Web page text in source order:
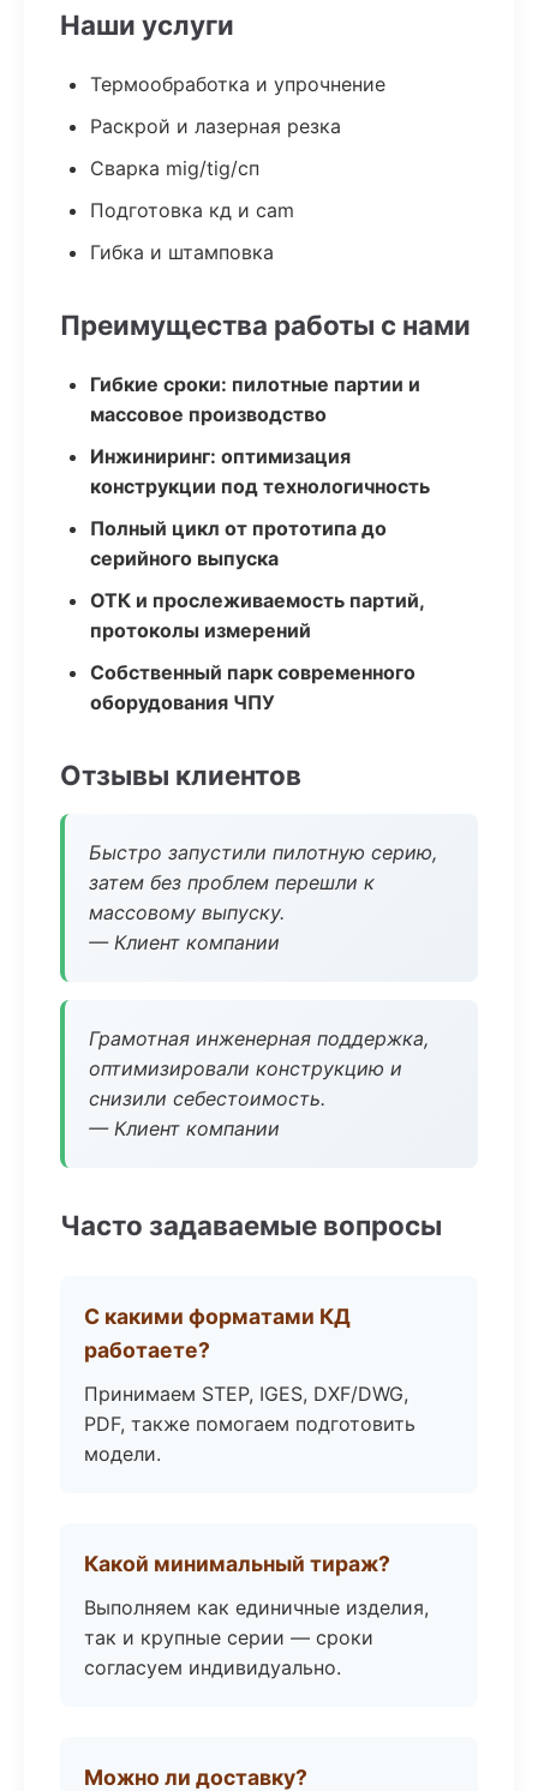
Наши услуги
Термообработка и упрочнение
Раскрой и лазерная резка
Сварка mig/tig/сп
Подготовка кд и cam
Гибка и штамповка
Преимущества работы с нами
Гибкие сроки: пилотные партии и
массовое производство
Инжиниринг: оптимизация
конструкции под технологичность
Полный цикл от прототипа до
серийного выпуска
ОТК и прослеживаемость партий,
протоколы измерений
Собственный парк современного
оборудования ЧПУ
Отзывы клиентов
Быстро запустили пилотную серию,
затем без проблем перешли к
массовому выпуску.
— Клиент компании
Грамотная инженерная поддержка,
оптимизировали конструкцию и
снизили себестоимость.
— Клиент компании
Часто задаваемые вопросы
С какими форматами КД
работаете?
Принимаем STEP, IGES, DXF/DWG,
PDF, также помогаем подготовить
модели.
Какой минимальный тираж?
Выполняем как единичные изделия,
так и крупные серии — сроки
согласуем индивидуально.
Можно ли доставку?